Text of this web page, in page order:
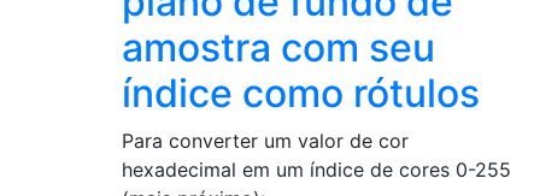
Para converter um valor de cor
hexadecimal em um índice de cores 0-255